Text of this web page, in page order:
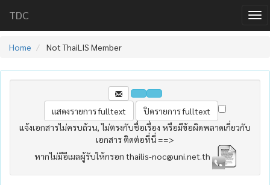
TDC
Home Not ThaiLIS Member
แจ้งเอกสารไม่ครบถ้วน, ไม่ตรงกับชื่อเรื่อง หรือมีข้อผิดพลาดเกี่ยวกับ
เอกสาร ติดต่อที่นี่ ==>
หากไม่มีอีเมลผู้รับให้กรอก thailis-noc@uni.net.th